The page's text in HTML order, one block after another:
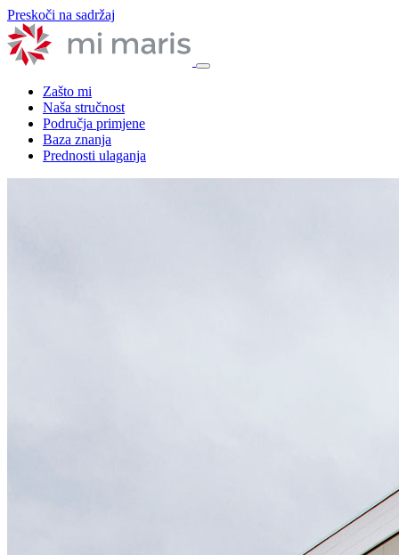
Preskoči na sadržaj
Zašto mi
Naša stručnost
Područja primjene
Baza znanja
Prednosti ulaganja